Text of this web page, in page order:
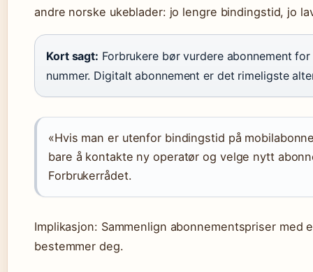
andre norske ukeblader: jo lengre bindingstid, jo
Kort sagt: Forbrukere bør vurdere abonnement
nummer. Digitalt abonnement er det rimeligste
«Hvis man er utenfor bindingstid på
bare å kontakte ny operatør og velge nytt
Forbrukerrådet.
Implikasjon: Sammenlign abonnementspriser med
bestemmer deg.